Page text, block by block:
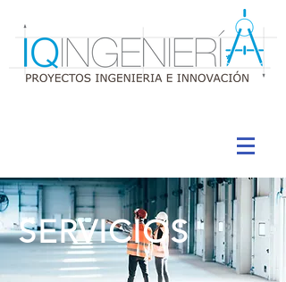
SERVICIOS